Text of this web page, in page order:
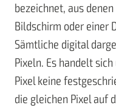
bezeichnet, aus
Bildschirm oder einer
Sämtliche digital
Pixeln. Es handelt
Pixel keine
die gleichen Pixel auf